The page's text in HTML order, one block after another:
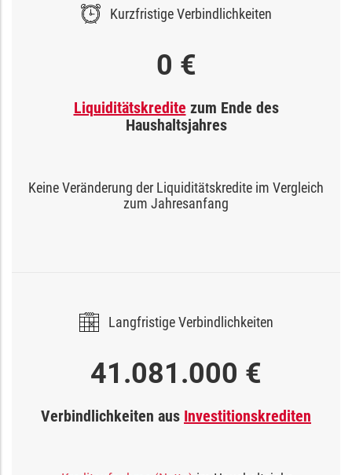
Kurzfristige Verbindlichkeiten
0 €
Liquiditätskredite zum Ende des
Haushaltsjahres
Keine Veränderung der Liquiditätskredite im Vergleich
zum Jahresanfang
Langfristige Verbindlichkeiten
41.081.000 €
Verbindlichkeiten aus Investitionskrediten